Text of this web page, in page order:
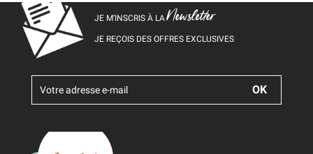
JE M’INSCRIS À LANewsletter
JE REÇOIS DES OFFRES EXCLUSIVES